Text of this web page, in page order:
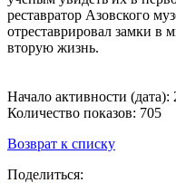
реставратор Азовского
отреставрировал замки в
вторую жизнь.
Начало активности (дата):
Количество показов: 705
Возврат к списку
Поделиться: